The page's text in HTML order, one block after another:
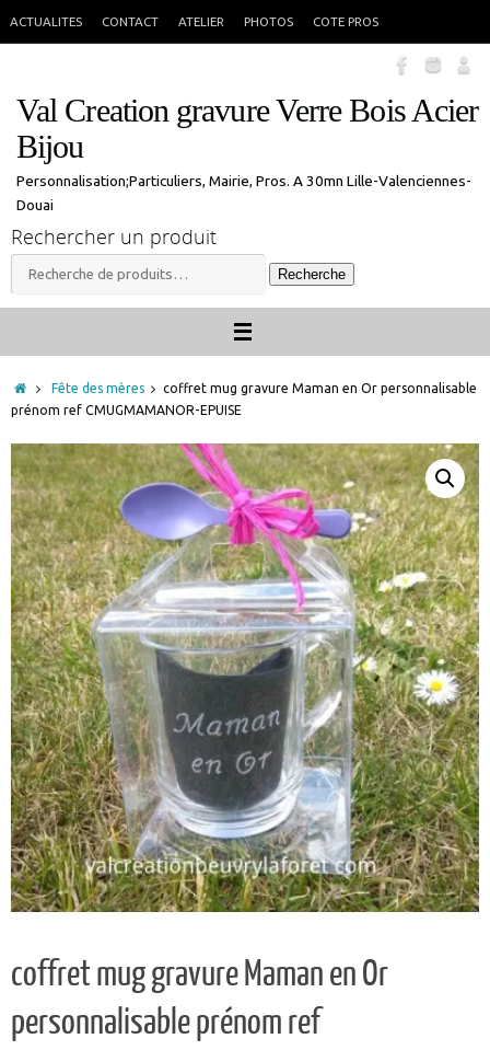
seront traitées à mon retour.
ACTUALITES CONTACT ATELIER PHOTOS COTE PROS
Val Creation gravure Verre Bois Acier
Bijou
Personnalisation;Particuliers, Mairie, Pros. A 30mn Lille-Valenciennes-
Douai
Rechercher un produit
Recherche
pour :
Recherche
Accueil
Fête des mères
coffret mug gravure Maman en Or personnalisable
prénom ref CMUGMAMANOR-EPUISE
coffret mug gravure Maman en Or
personnalisable prénom ref